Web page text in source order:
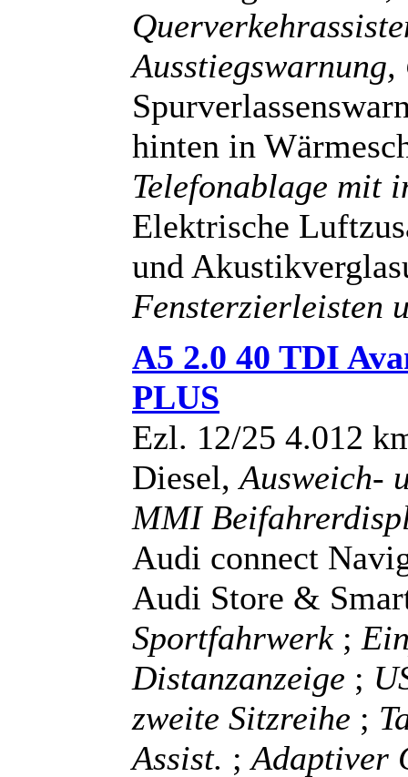
hinten in
Telefonablage mit
Elektrische
und
Fensterzierleisten
A5 2.0 40 TDI
PLUS
Ezl. 12/25 4.012
Diesel,Ausweich-
MMI
Audi connect
Audi Store &
Sportfahrwerk ;
Distanzanzeige ;
zweite Sitzreihe ;
Assist. ;Adaptiver